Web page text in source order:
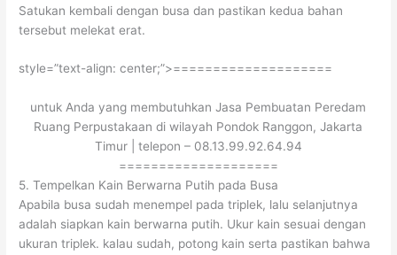
Satukan kembali dengan busa dan pastikan kedua bahan
tersebut melekat erat.
style=”text-align: center;”>====================
untuk Anda yang membutuhkan Jasa Pembuatan Peredam
Ruang Perpustakaan di wilayah Pondok Ranggon, Jakarta
Timur | telepon – 08.13.99.92.64.94
====================
5. Tempelkan Kain Berwarna Putih pada Busa
Apabila busa sudah menempel pada triplek, lalu selanjutnya
adalah siapkan kain berwarna putih. Ukur kain sesuai dengan
ukuran triplek. kalau sudah, potong kain serta pastikan bahwa